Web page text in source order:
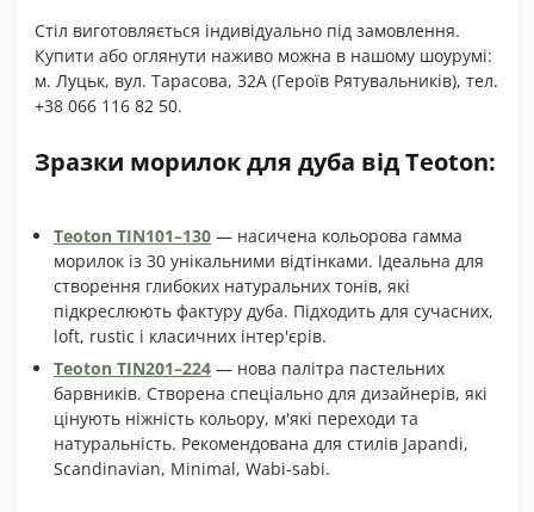
Стіл виготовляється індивідуально під замовлення.
Купити або оглянути наживо можна в нашому шоурумі:
м. Луцьк, вул. Тарасова, 32А (Героїв Рятувальників), тел.
+38 066 116 82 50.
Зразки морилок для дуба від Teoton:
Teoton TIN101–130 — насичена кольорова гамма
морилок із 30 унікальними відтінками. Ідеальна для
створення глибоких натуральних тонів, які
підкреслюють фактуру дуба. Підходить для сучасних,
loft, rustic і класичних інтер'єрів.
Teoton TIN201–224 — нова палітра пастельних
барвників. Створена спеціально для дизайнерів, які
цінують ніжність кольору, м'які переходи та
натуральність. Рекомендована для стилів Japandi,
Scandinavian, Minimal, Wabi-sabi.